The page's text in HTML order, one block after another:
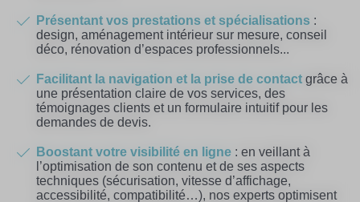
Présentant vos prestations et spécialisations :
design, aménagement intérieur sur mesure, conseil
déco, rénovation d’espaces professionnels...
Facilitant la navigation et la prise de contact grâce à
une présentation claire de vos services, des
témoignages clients et un formulaire intuitif pour les
demandes de devis.
Boostant votre visibilité en ligne : en veillant à
l’optimisation de son contenu et de ses aspects
techniques (sécurisation, vitesse d’affichage,
accessibilité, compatibilité…), nos experts optimisent